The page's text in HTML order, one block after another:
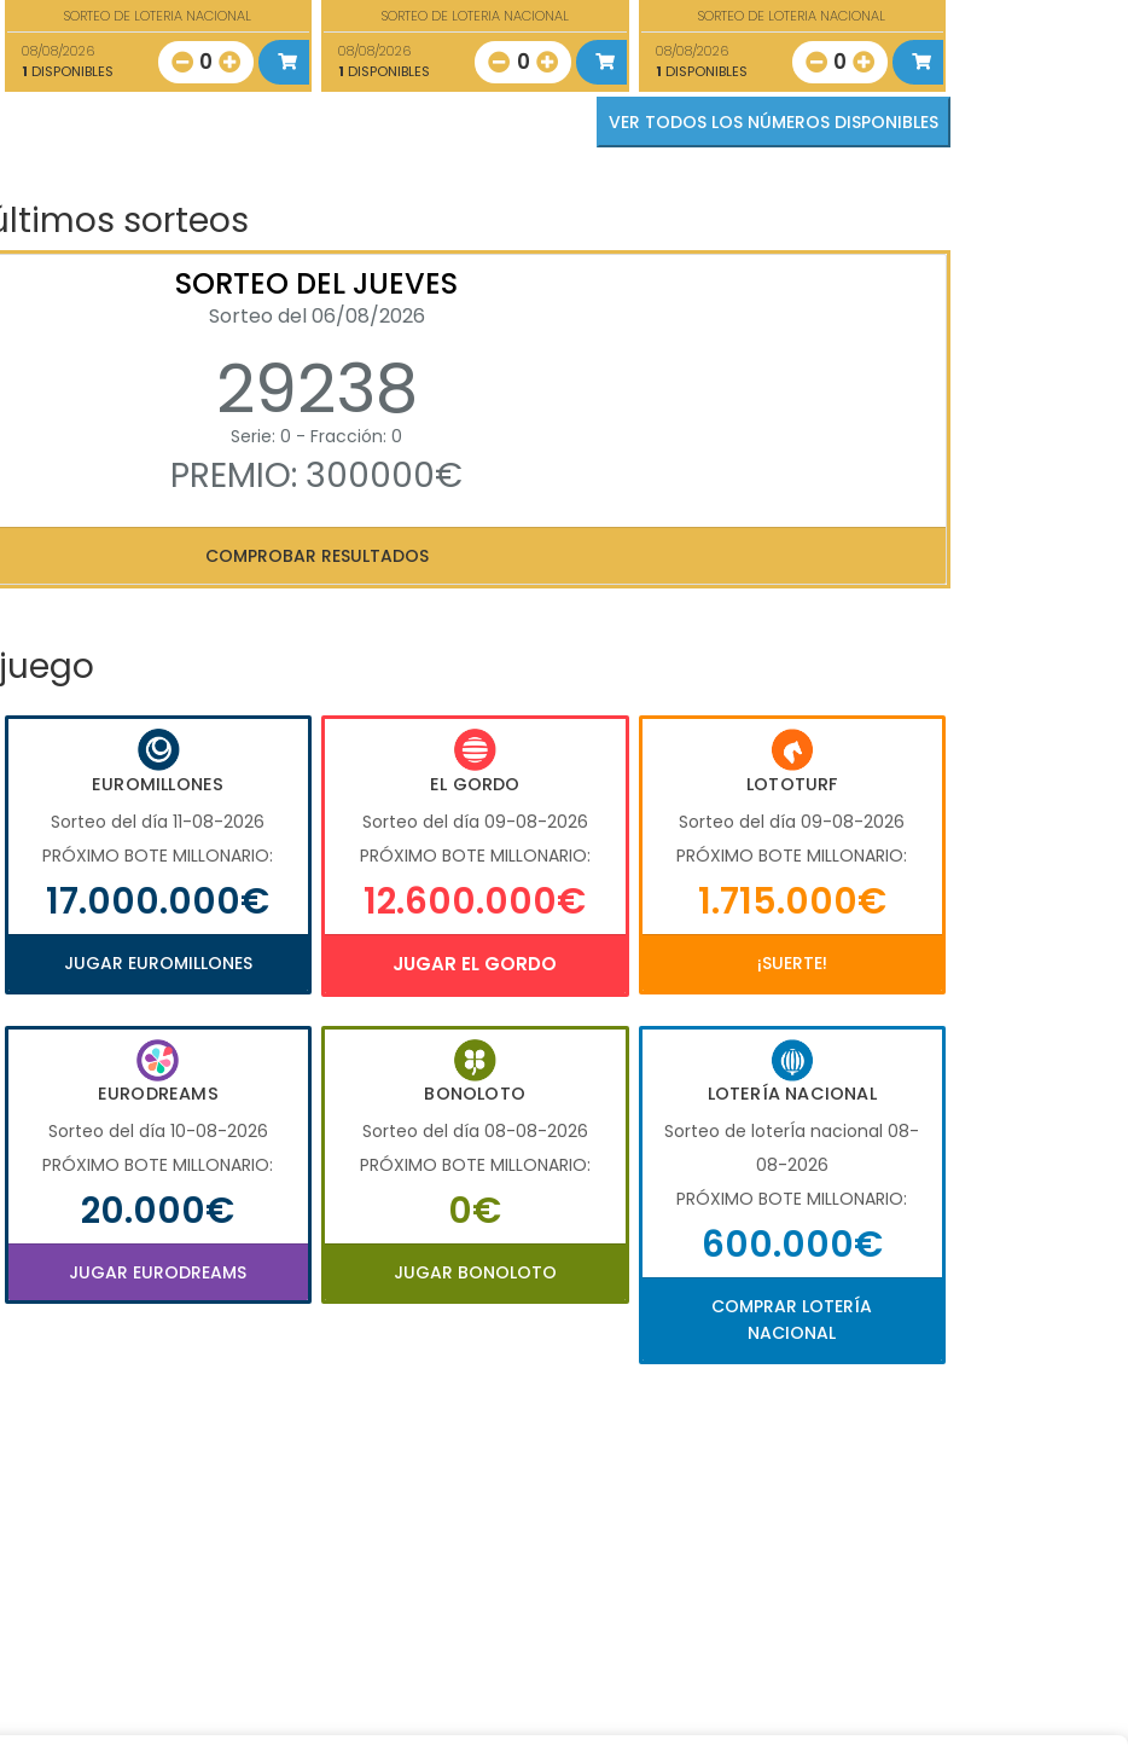
SORTEO DE LOTERIA NACIONAL
08/08/2026
1 DISPONIBLES 0
SORTEO DE LOTERIA NACIONAL
08/08/2026
1 DISPONIBLES 0
SORTEO DE LOTERIA NACIONAL
08/08/2026
1 DISPONIBLES 0
VER TODOS LOS NÚMEROS DISPONIBLES
sorteos
SORTEO DEL JUEVES
Sorteo del 06/08/2026
29238
Serie: 0 - Fracción: 0
PREMIO: 300000€
COMPROBAR RESULTADOS
EUROMILLONES
Sorteo del día 11-08-2026
PRÓXIMO BOTE MILLONARIO:
17.000.000€
JUGAR EUROMILLONES
EL GORDO
Sorteo del día 09-08-2026
PRÓXIMO BOTE MILLONARIO:
12.600.000€
JUGAR EL GORDO
LOTOTURF
Sorteo del día 09-08-2026
PRÓXIMO BOTE MILLONARIO:
1.715.000€
¡SUERTE!
EURODREAMS
Sorteo del día 10-08-2026
PRÓXIMO BOTE MILLONARIO:
20.000€
JUGAR EURODREAMS
BONOLOTO
Sorteo del día 08-08-2026
PRÓXIMO BOTE MILLONARIO:
0€
JUGAR BONOLOTO
LOTERÍA NACIONAL
Sorteo de loterÍa nacional 08-
08-2026
PRÓXIMO BOTE MILLONARIO:
600.000€
COMPRAR LOTERÍA
NACIONAL